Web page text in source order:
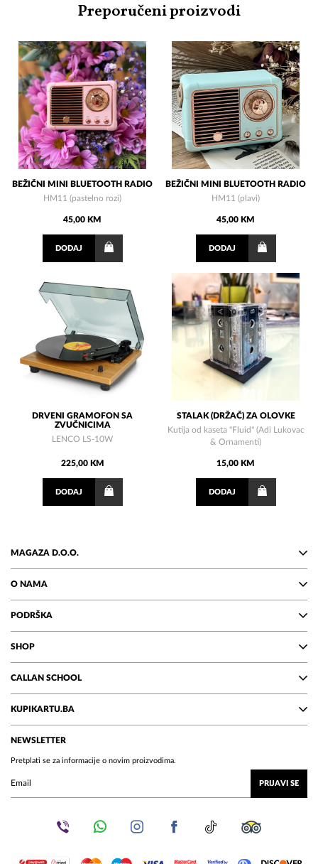
Preporučeni proizvodi
BEŽIČNI MINI BLUETOOTH RADIO
HM11 (pastelno rozi)
45,00 KM
DODAJ
BEŽIČNI MINI BLUETOOTH RADIO
HM11 (plavi)
45,00 KM
DODAJ
DRVENI GRAMOFON SA
ZVUČNICIMA
LENCO LS-10W
225,00 KM
DODAJ
STALAK (DRŽAČ) ZA OLOVKE
Kutija od kaseta "Fluid" (Adi Lukovac
& Ornamenti)
15,00 KM
DODAJ
MAGAZA D.O.O.
O NAMA
PODRŠKA
SHOP
CALLAN SCHOOL
KUPIKARTU.BA
NEWSLETTER
Pretplati se za informacije o novim proizvodima.
PRIJAVI SE